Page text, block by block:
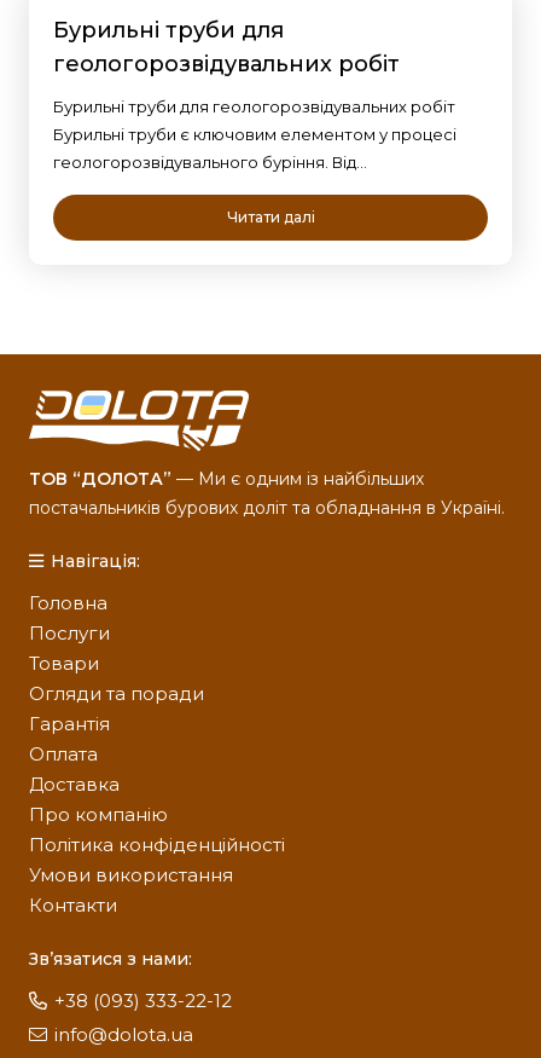
Бурильні труби для
геологорозвідувальних робіт
Бурильні труби для геологорозвідувальних робіт
Бурильні труби є ключовим елементом у процесі
геологорозвідувального буріння. Від…
Читати далі
ТОВ “ДОЛОТА” — Ми є одним із найбільших
постачальників бурових доліт та обладнання в Україні.
Навігація:
Головна
Послуги
Товари
Огляди та поради
Гарантія
Оплата
Доставка
Про компанію
Політика конфіденційності
Умови використання
Контакти
Зв’язатися з нами:
+38 (093) 333-22-12
info@dolota.ua